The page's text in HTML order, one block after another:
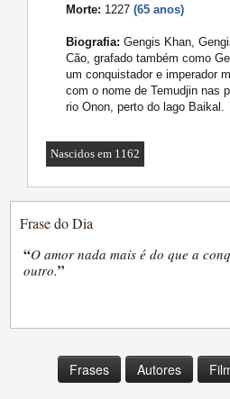
Morte: 1227(65 anos)
Biografia: Gengis Khan,
Cão, grafado também como
um conquistador e imperador
com o nome de Temudjin nas
rio Onon, perto do lago Baikal.
Nascidos em 1162
Frase do Dia
“O amor nada mais é do que a
outro.”
Frases Autores